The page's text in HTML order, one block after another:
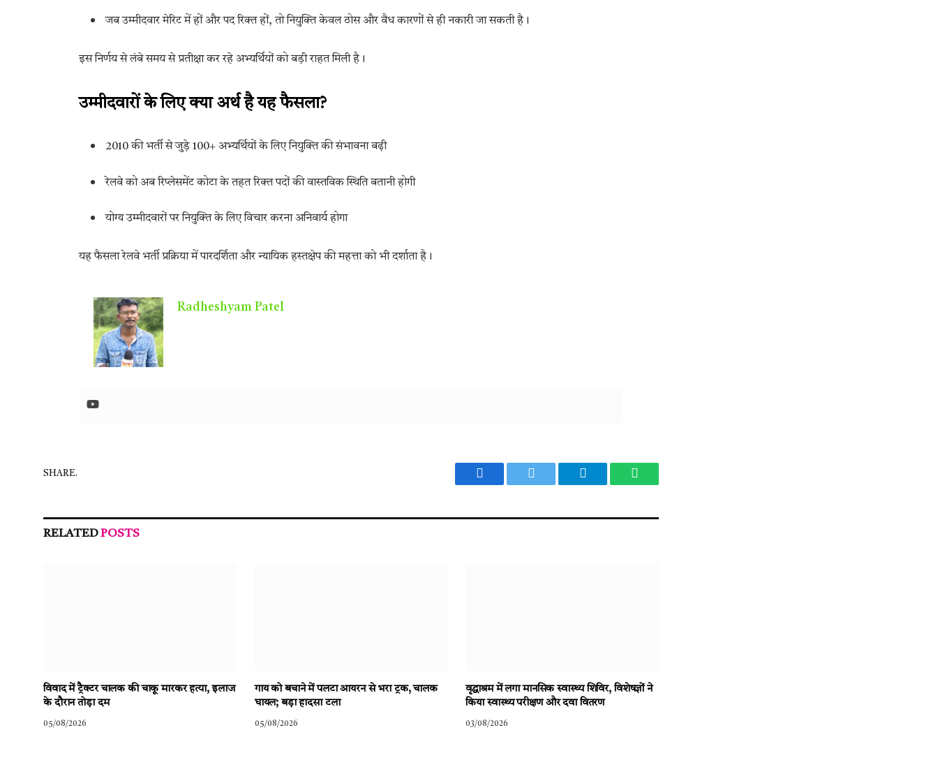
जब उम्मीदवार मेरिट में हों और पद रिक्त हों, तो नियुक्ति केवल ठोस और वैध कारणों से ही नकारी जा सकती है।
इस निर्णय से लंबे समय से प्रतीक्षा कर रहे अभ्यर्थियों को बड़ी राहत मिली है।
उम्मीदवारों के लिए क्या अर्थ है यह फैसला?
2010 की भर्ती से जुड़े 100+ अभ्यर्थियों के लिए नियुक्ति की संभावना बढ़ी
रेलवे को अब रिप्लेसमेंट कोटा के तहत रिक्त पदों की वास्तविक स्थिति बतानी होगी
योग्य उम्मीदवारों पर नियुक्ति के लिए विचार करना अनिवार्य होगा
यह फैसला रेलवे भर्ती प्रक्रिया में पारदर्शिता और न्यायिक हस्तक्षेप की महत्ता को भी दर्शाता है।
Radheshyam Patel
SHARE.
FacebookTwitter TelegramWhatsApp
RELATEDPOSTS
विवाद में ट्रैक्टर चालक की चाकू मारकर हत्या, इलाज
के दौरान तोड़ा दम
05/08/2026
गाय को बचाने में पलटा आयरन से भरा ट्रक, चालक
घायल; बड़ा हादसा टला
05/08/2026
वृद्धाश्रम में लगा मानसिक स्वास्थ्य शिविर, विशेषज्ञों ने
किया स्वास्थ्य परीक्षण और दवा वितरण
03/08/2026